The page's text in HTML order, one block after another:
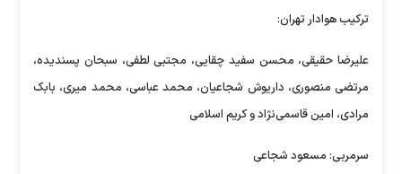
ترکیب هوادار تهران:
علیرضا حقیقی، محسن سفید چقایی، مجتبی لطفی، سبحان پسندیده،
مرتضی منصوری، داریوش شجاعیان، محمد عباسی، محمد میری، بابک
مرادی، امین قاسمی‌نژاد و کریم اسلامی
سرمربی: مسعود شجاعی